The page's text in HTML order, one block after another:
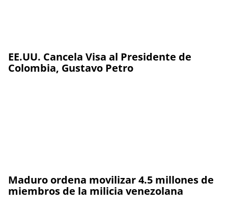
EE.UU. Cancela Visa al Presidente de
Colombia, Gustavo Petro
Maduro ordena movilizar 4.5 millones de
miembros de la milicia venezolana